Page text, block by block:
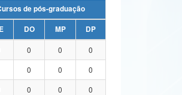
de pós-graduação
DO MP
DP
0 0
0
0 0
0
0 0
0